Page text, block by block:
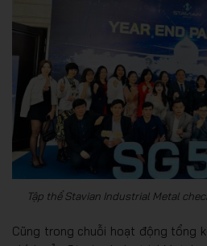
Tập thể Stavian Industrial Metal
Cũng trong chuỗi hoạt động tổng